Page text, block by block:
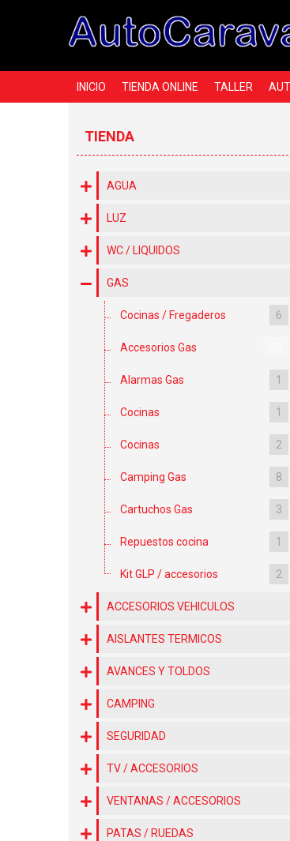
INICIO TIENDA ONLINE TALLER
TIENDA
AGUA
LUZ
WC / LIQUIDOS
GAS
Cocinas / Fregaderos 6
Accesorios Gas
Alarmas Gas 1
Cocinas 1
Cocinas 2
Camping Gas 8
Cartuchos Gas 3
Repuestos cocina 1
Kit GLP / accesorios 2
ACCESORIOS VEHICULOS
AISLANTES TERMICOS
AVANCES Y TOLDOS
CAMPING
SEGURIDAD
TV / ACCESORIOS
VENTANAS / ACCESORIOS
PATAS / RUEDAS